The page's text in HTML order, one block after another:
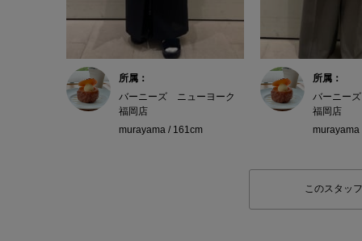
所属：
バーニーズ ニューヨーク
福岡店
murayama / 161cm
所属：
バーニー
福岡店
murayama
このスタッ